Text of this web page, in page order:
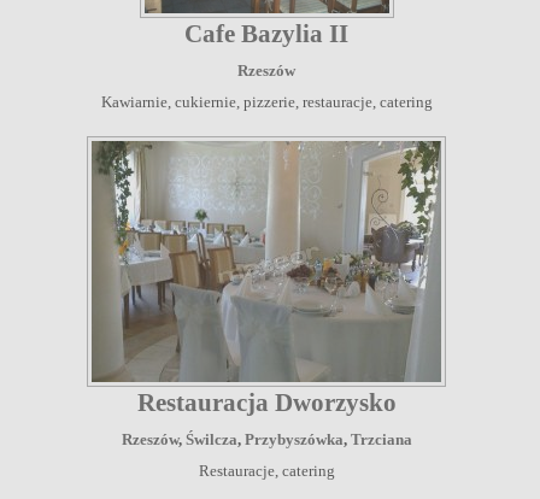
Cafe Bazylia II
Rzeszów
Kawiarnie, cukiernie, pizzerie, restauracje, catering
Restauracja Dworzysko
Rzeszów, Świlcza, Przybyszówka, Trzciana
Restauracje, catering